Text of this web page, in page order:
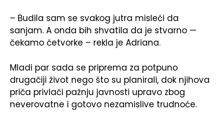
– Budila sam se svakog jutra misleći da
sanjam. A onda bih shvatila da je stvarno —
čekamo četvorke – rekla je Adriana.
Mladi par sada se priprema za potpuno
drugačiji život nego što su planirali, dok njihova
priča privlači pažnju javnosti upravo zbog
neverovatne i gotovo nezamislive trudnoće.